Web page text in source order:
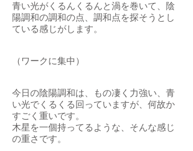
青い光がくるんくるんと渦を巻いて、陰
陽調和の調和の点、調和点を探そうとし
ている感じがします。
（ワークに集中）
今日の陰陽調和は、もの凄く力強い、青
い光でくるくる回っていますが、何故か
すごく重いです。
木星を一個持ってるような、そんな感じ
の重さです。